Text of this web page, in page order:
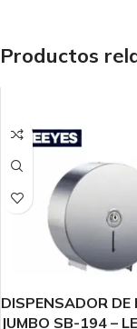
Productos
DISPENSADOR DE
JUMBO SB-194 –